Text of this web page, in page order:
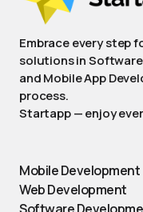
Embrace every step
solutions in
and Mobile App
process.
Startapp — enjoy
Mobile Development
Web Development